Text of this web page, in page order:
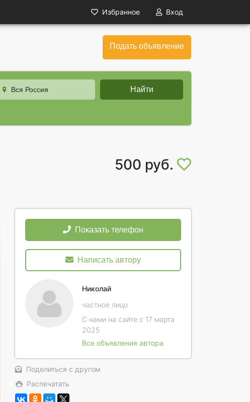
Избранное Вход
Подать объявление
Вся Россия Найти
500 руб.
Показать телефон
Написать автору
Николай
частное лицо
С нами на сайте с 17 марта
2025
Все объявления автора
Поделиться с другом
Распечатать